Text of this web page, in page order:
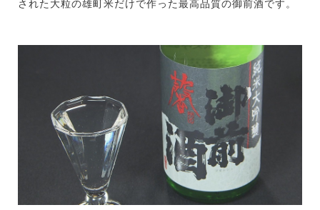
された大粒の雄町米だけで作った最高品質の御前酒です。